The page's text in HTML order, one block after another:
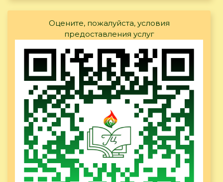
Оцените, пожалуйста, условия
предоставления услуг